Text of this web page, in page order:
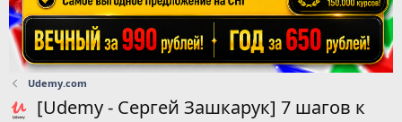
Udemy.com
[Udemy - Сергей Зашкарук] 7 шагов к